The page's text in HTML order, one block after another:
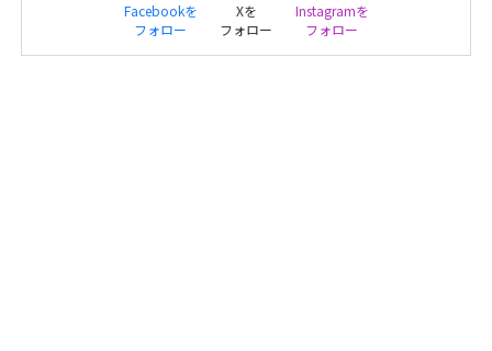
Facebookを
フォロー
Xを
フォロー
Instagramを
フォロー